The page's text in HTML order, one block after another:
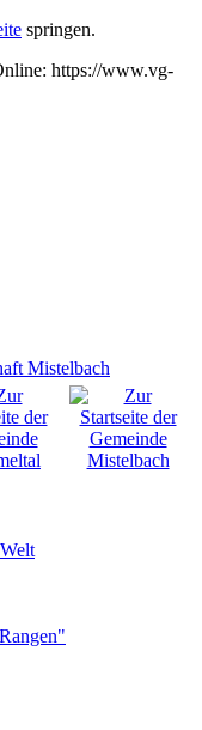
springen.
https://www.vg-